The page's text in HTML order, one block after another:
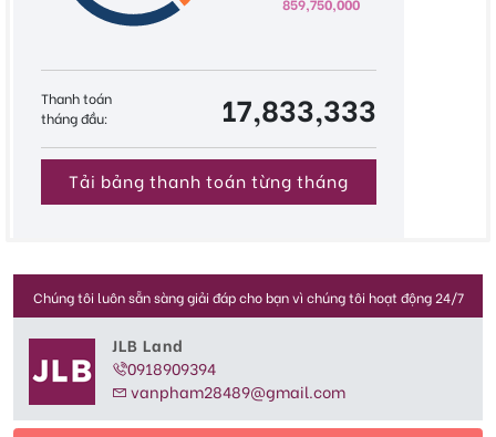
Thanh toán
tháng đầu:
17,833,333
Tải bảng thanh toán từng tháng
Chúng tôi luôn sẵn sàng giải đáp cho bạn vì chúng tôi hoạt động 24/7
JLB Land
0918909394
vanpham28489@gmail.com